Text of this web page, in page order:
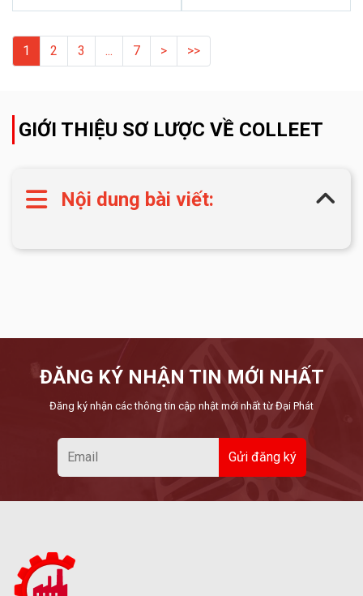
1 2 3 ... 7 > >>
GIỚI THIỆU SƠ LƯỢC VỀ COLLEET
Nội dung bài viết:
ĐĂNG KÝ NHẬN TIN MỚI NHẤT
Đăng ký nhận các thông tin cập nhật mới nhất từ Đại Phát